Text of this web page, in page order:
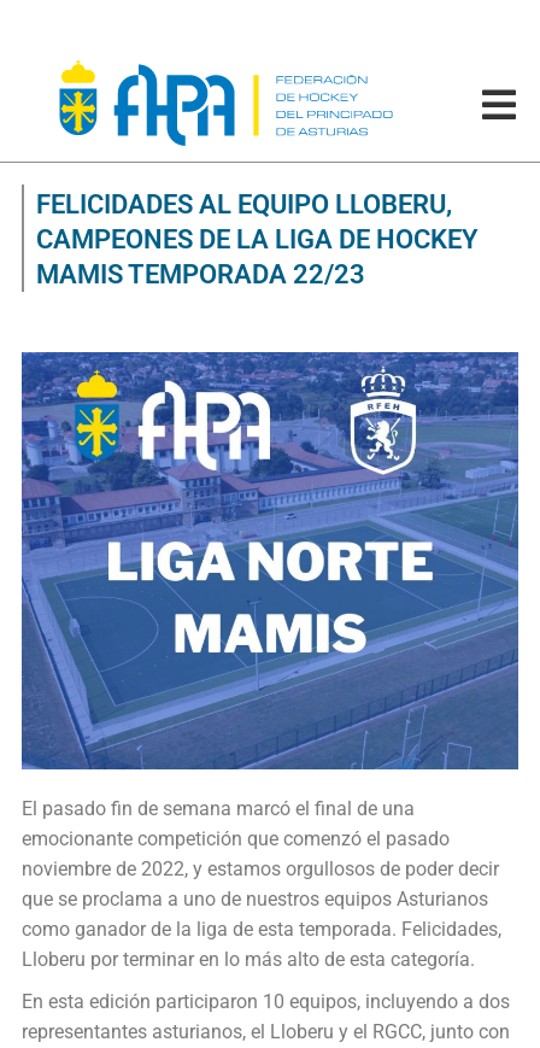
FELICIDADES AL EQUIPO LLOBERU,
CAMPEONES DE LA LIGA DE HOCKEY
MAMIS TEMPORADA 22/23
El pasado fin de semana marcó el final de una
emocionante competición que comenzó el pasado
noviembre de 2022, y estamos orgullosos de poder decir
que se proclama a uno de nuestros equipos Asturianos
como ganador de la liga de esta temporada. Felicidades,
Lloberu por terminar en lo más alto de esta categoría.
En esta edición participaron 10 equipos, incluyendo a dos
representantes asturianos, el Lloberu y el RGCC, junto con